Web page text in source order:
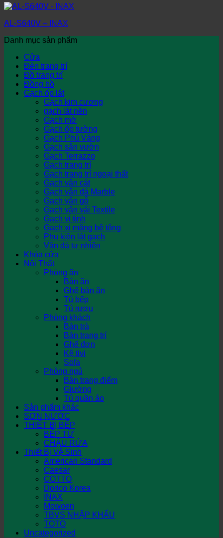
AL-S640V – INAX
Danh mục sản phẩm
Cửa
Đèn trang trí
Đồ trang trí
Đồng hồ
Gạch ốp lát
Gạch kim cương
gạch lát nền
Gạch mờ
Gạch ốp tường
Gạch Phủ Vàng
Gạch sân vườn
Gạch Terrazzo
Gạch trang trí
Gạch trang trí ngoại thất
Gạch vân cát
Gạch vân đá Marble
Gạch vân gỗ
Gạch vân vải Textile
Gạch vi tinh
Gạch xi măng bê tông
Phụ kiện lát gạch
Vân đá tự nhiên
Khóa cửa
Nội Thất
Phòng ăn
Bàn ăn
Ghế bàn ăn
Tủ bếp
Tủ rượu
Phòng khách
Bàn trà
Bàn trang trí
Ghế đơn
Kệ tivi
Sofa
Phòng ngủ
Bàn trang điểm
Giường
Tủ quần áo
Sản phẩm khác
SƠN NƯỚC
THIẾT BỊ BẾP
BẾP TỪ
CHẬU RỬA
Thiết Bị Vệ Sinh
American Standard
Caesar
COTTO
Dorico Korea
INAX
Mowoen
TBVS NHẬP KHẨU
TOTO
Uncategorized